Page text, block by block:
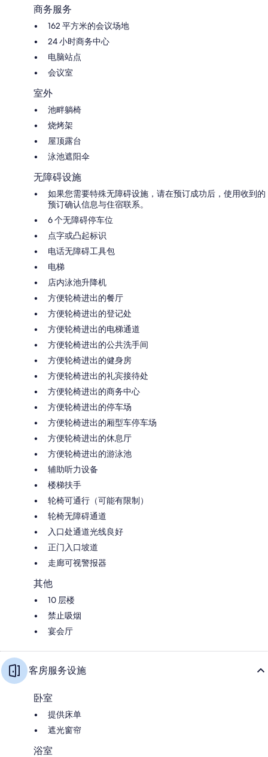
商务服务
162 平方米的会议场地
24 小时商务中心
电脑站点
会议室
室外
池畔躺椅
烧烤架
屋顶露台
泳池遮阳伞
无障碍设施
如果您需要特殊无障碍设施，请在预订成功后，使用收到的
预订确认信息与住宿联系。
6 个无障碍停车位
点字或凸起标识
电话无障碍工具包
电梯
店内泳池升降机
方便轮椅进出的餐厅
方便轮椅进出的登记处
方便轮椅进出的电梯通道
方便轮椅进出的公共洗手间
方便轮椅进出的健身房
方便轮椅进出的礼宾接待处
方便轮椅进出的商务中心
方便轮椅进出的停车场
方便轮椅进出的厢型车停车场
方便轮椅进出的休息厅
方便轮椅进出的游泳池
辅助听力设备
楼梯扶手
轮椅可通行（可能有限制）
轮椅无障碍通道
入口处通道光线良好
正门入口坡道
走廊可视警报器
其他
10 层楼
禁止吸烟
宴会厅
客房服务设施
卧室
提供床单
遮光窗帘
浴室